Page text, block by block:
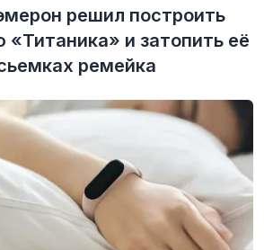
решил построить
и затопить её
ремейка